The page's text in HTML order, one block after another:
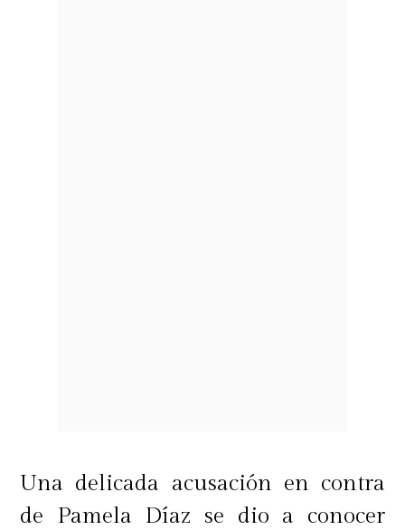
Una delicada acusación en contra
de Pamela Díaz se dio a conocer